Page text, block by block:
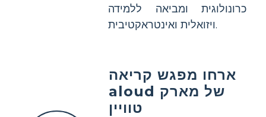
כרונולוגית ומביאה ללמידה
ויזואלית ואינטראקטיבית.
ארחו מפגש קריאה
aloud של מארק
טוויין